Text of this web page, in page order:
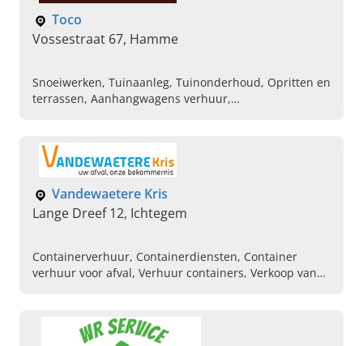
Toco
Vossestraat 67, Hamme
Snoeiwerken, Tuinaanleg, Tuinonderhoud, Opritten en
terrassen, Aanhangwagens verhuur,
Vandewaetere Kris
Lange Dreef 12, Ichtegem
Containerverhuur, Containerdiensten, Container
verhuur voor afval, Verhuur containers, Verkoop van